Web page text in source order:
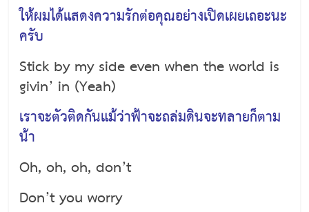
ให้ผมได้แสดงความรักต่อคุณอย่างเปิดเผยเถอะนะ
ครับ
Stick by my side even when the world is
givin’ in (Yeah)
เราจะตัวติดกันแม้ว่าฟ้าจะถล่มดินจะทลายก็ตาม
น้า
Oh, oh, oh, don’t
Don’t you worry